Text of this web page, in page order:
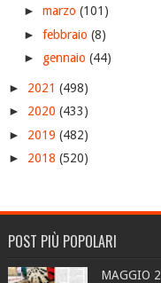
► marzo (101)
► febbraio (8)
► gennaio (44)
► 2021 (498)
► 2020 (433)
► 2019 (482)
► 2018 (520)
POST PIÙ POPOLARI
MAGGIO